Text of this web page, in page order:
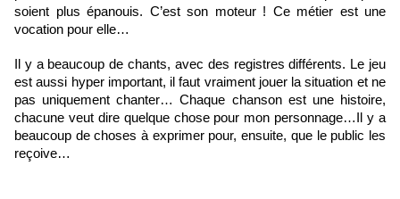
soient plus épanouis. C’est son moteur ! Ce métier est une
vocation pour elle…
Il y a beaucoup de chants, avec des registres différents. Le jeu
est aussi hyper important, il faut vraiment jouer la situation et ne
pas uniquement chanter… Chaque chanson est une histoire,
chacune veut dire quelque chose pour mon personnage…Il y a
beaucoup de choses à exprimer pour, ensuite, que le public les
reçoive…